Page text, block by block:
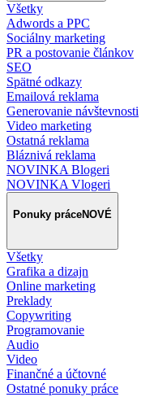
Všetky
Adwords a PPC
Sociálny marketing
PR a postovanie článkov
SEO
Spätné odkazy
Emailová reklama
Generovanie návštevnosti
Video marketing
Ostatná reklama
Bláznivá reklama
NOVINKA Blogeri
NOVINKA Vlogeri
Ponuky práceNOVÉ
Všetky
Grafika a dizajn
Online marketing
Preklady
Copywriting
Programovanie
Audio
Video
Finančné a účtovné
Ostatné ponuky práce